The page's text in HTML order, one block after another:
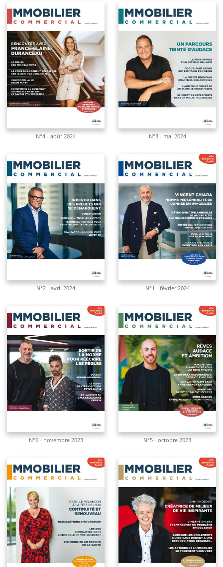
N°4 - août 2024 N°3 - mai 2024
N°2 - avril 2024 N°1 - février 2024
N°6 - novembre 2023 N°5 - octobre 2023